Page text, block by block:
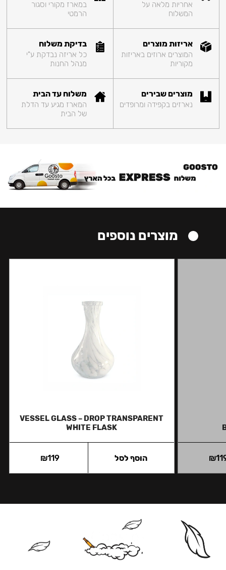
אחריות מלאה על
המשלוח
במארז מקורי וסגור
הרמטי
אריזות מוצרים
המוצרים ארוזים באריזות
מקוריות
בדיקת משלוח
כל אריזה נבדקת ע"י
מנהל החנות
מוצרים שבירים
נארזים בקפידה ומרופדים
משלוח עד הבית
המארז מגיע עד הדלת
של הבית
מוצרים נוספים
₪
VESSEL GLASS – DROP TRANSPARENT
WHITE FLASK
₪119 הוסף לסל